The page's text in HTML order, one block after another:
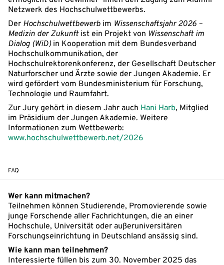
Netzwerk des Hochschulwettbewerbs.
Der Hochschulwettbewerb im Wissenschaftsjahr 2026 –
Medizin der Zukunftist ein Projekt von Wissenschaft im
Dialog (WiD)in Kooperation mit dem Bundesverband
Hochschulkommunikation, der
Hochschulrektorenkonferenz, der Gesellschaft Deutscher
Naturforscher und Ärzte sowie der Jungen Akademie. Er
wird gefördert vom Bundesministerium für Forschung,
Technologie und Raumfahrt.
Zur Jury gehört in diesem Jahr auch Hani Harb, Mitglied
im Präsidium der Jungen Akademie. Weitere
Informationen zum Wettbewerb:
www.hochschulwettbewerb.net/2026
FAQ
Wer kann mitmachen?
Teilnehmen können Studierende, Promovierende sowie
junge Forschende aller Fachrichtungen, die an einer
Hochschule, Universität oder außeruniversitären
Forschungseinrichtung in Deutschland ansässig sind.
Wie kann man teilnehmen?
Interessierte füllen bis zum 30. November 2025 das